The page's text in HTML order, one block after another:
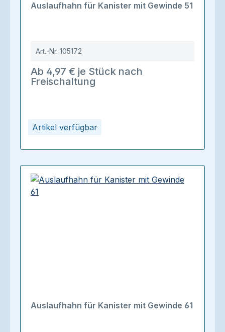
Artikel verfügbar
Auslaufhahn für Kanister mit Gewinde 51
Art.-Nr. 105172
Ab 4,97 € je Stück nach
Freischaltung
Auslaufhahn für Kanister mit Gewinde 61